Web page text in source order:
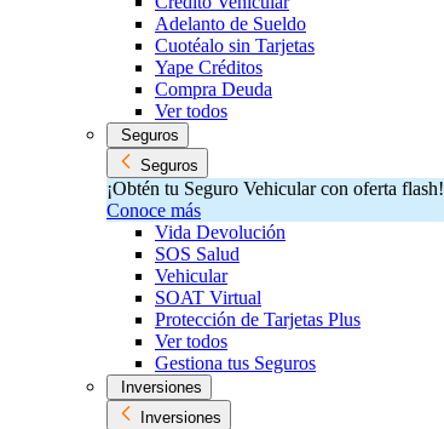
Adelanto de Sueldo
Cuotéalo sin Tarjetas
Yape Créditos
Compra Deuda
Ver todos
Seguros
Seguros
¡Obtén tu Seguro Vehicular con oferta flash!
Conoce más
Vida Devolución
SOS Salud
Vehicular
SOAT Virtual
Protección de Tarjetas Plus
Ver todos
Gestiona tus Seguros
Inversiones
Inversiones